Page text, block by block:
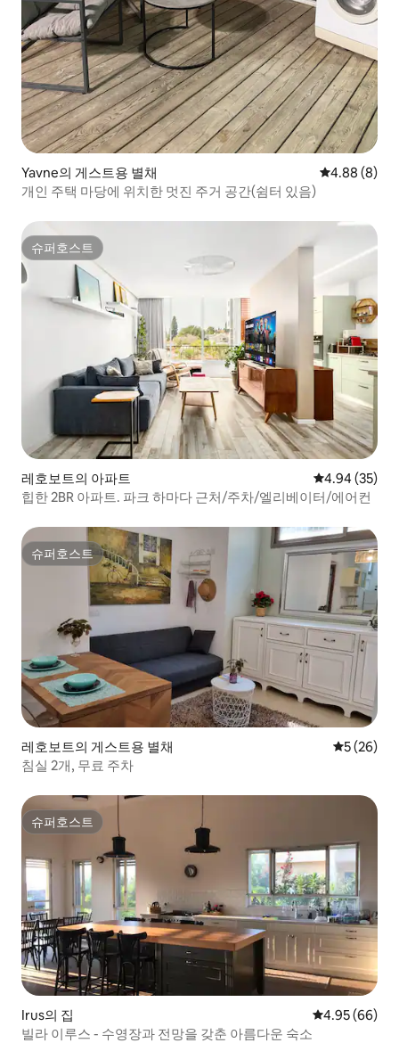
Yavne의 게스트용 별채 평점 4.88점
4.88 (8)
개인 주택 마당에 위치한 멋진 주거 공간(쉼터 있음)
슈퍼호스트
슈퍼호스트
레호보트의 아파트 평점 4.94점(5
4.94 (35)
힙한 2BR 아파트. 파크 하마다 근처/주차/엘리베이터/에어컨
슈퍼호스트
슈퍼호스트
레호보트의 게스트용 별채 평점 5점(5
5 (26)
침실 2개, 무료 주차
슈퍼호스트
슈퍼호스트
Irus의 집 평점 4.95점(5
4.95 (66)
빌라 이루스 - 수영장과 전망을 갖춘 아름다운 숙소